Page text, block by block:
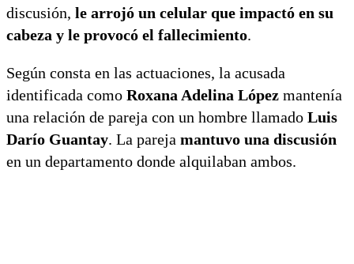
discusión, le arrojó un celular que impactó en su
cabeza y le provocó el fallecimiento.
Según consta en las actuaciones, la acusada
identificada como Roxana Adelina López mantenía
una relación de pareja con un hombre llamado Luis
Darío Guantay. La pareja mantuvo una discusión
en un departamento donde alquilaban ambos.